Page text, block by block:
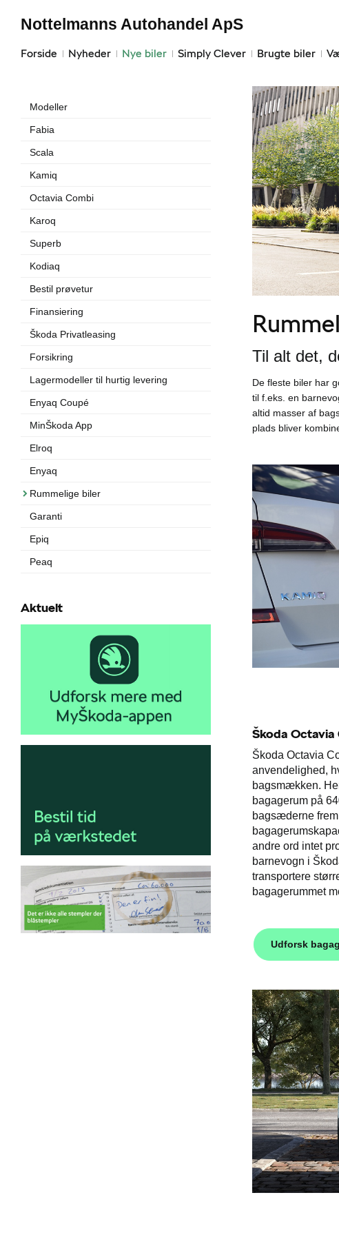
Forside Nyheder Nye biler Simply Clever Brugte biler
Nottelmanns Autohandel ApS
Modeller
Fabia
Scala
Kamiq
Octavia Combi
Karoq
Superb
Kodiaq
Bestil prøvetur
Finansiering
Škoda Privatleasing
Forsikring
Lagermodeller til hurtig levering
Enyaq Coupé
MinŠkoda App
Elroq
Enyaq
Rummelige biler
Garanti
Epiq
Peaq
Aktuelt
Til alt det,
De fleste biler har
til f.eks. en
altid masser af
plads bliver
Škoda Octavia
Škoda Octavia
anvendelighed,
bagsmækken.
bagagerum på
bagsæderne
andre ord intet
barnevogn i
transportere
bagagerummet
Udforsk